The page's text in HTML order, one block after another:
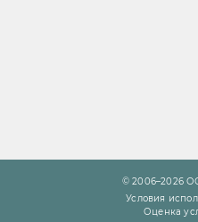
© 2006–2026
Условия
Оценка